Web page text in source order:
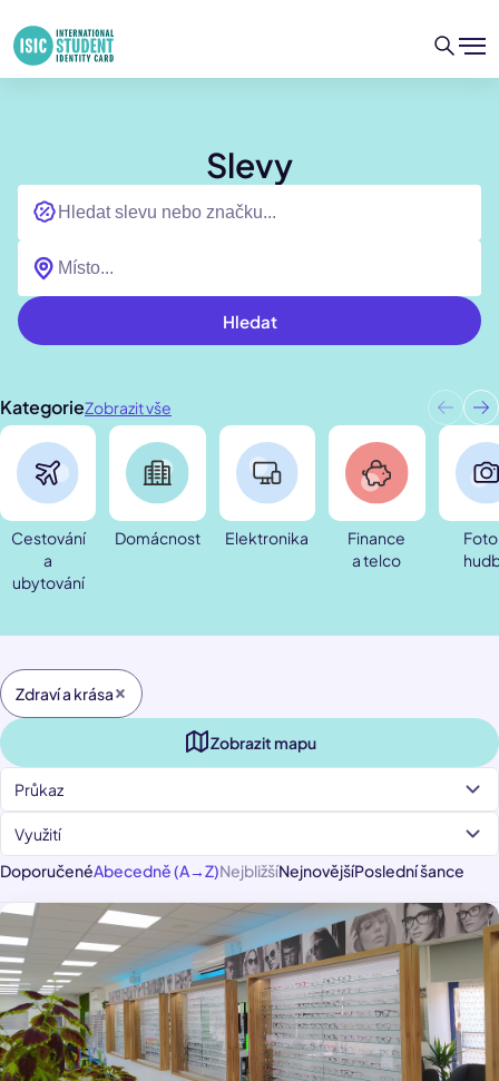
Slevy
Hledat
KategorieZobrazit vše
Cestování
a
ubytování
Domácnost Elektronika
Finance
a telco
Zdraví a krása
Zobrazit mapu
Průkaz
Využití
DoporučenéAbecedně (A→Z)NejbližšíNejnovějšíPoslední šance